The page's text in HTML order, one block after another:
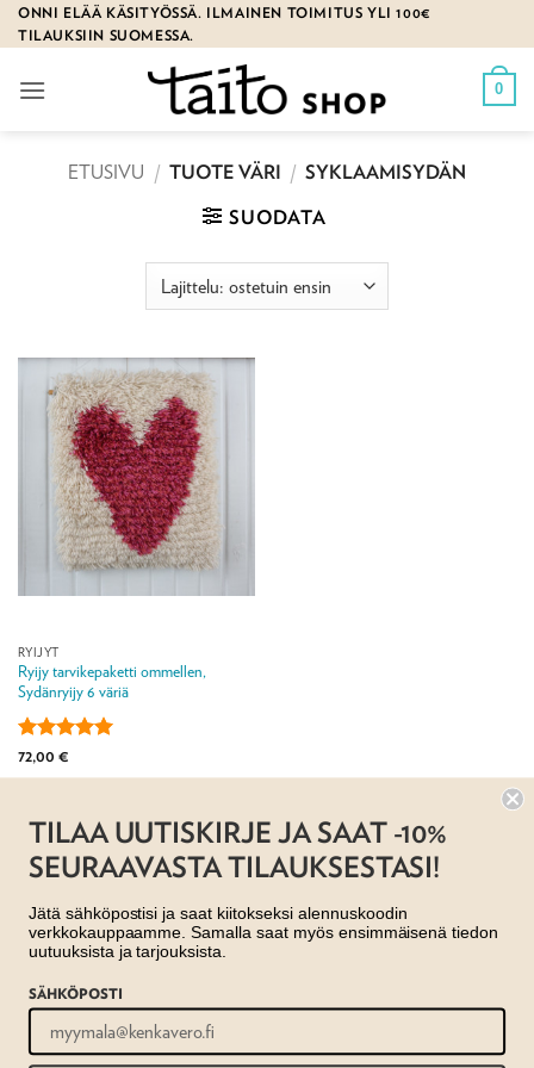
Skip
to
ONNI ELÄÄ KÄSITYÖSSÄ. ILMAINEN TOIMITUS YLI 100€
TILAUKSIIN SUOMESSA.
0
ETUSIVU / TUOTE VÄRI / SYKLAAMISYDÄN
SUODATA
RYIJYT
Ryijy tarvikepaketti ommellen,
Sydänryijy 6 väriä
Arvostelu
tuotteesta:5
72,00 €
AJANKOHTAISTA
REKISTERISELOSTE
TILAUS- JA TOIMITUSEHDOT
TILAA UUTISKIRJE JA SAAT -10%
SEURAAVASTA TILAUKSESTASI!
Jätä sähköpostisi ja saat kiitokseksi alennuskoodin
verkkokauppaamme. Samalla saat myös ensimmäisenä tiedon
uutuuksista ja tarjouksista.
SÄHKÖPOSTI